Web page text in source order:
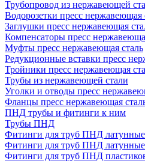
Трубопровод из нержавеющей
Водорозетки пресс нержавеющая
Заглушки пресс нержавеющая
Компенсаторы пресс
Муфты пресс нержавеющая сталь
Редукционные вставки пресс
Тройники пресс нержавеющая
Трубы из нержавеющей стали
Уголки и отводы пресс
Фланцы пресс нержавеющая
ПНД трубы и фитинги к ним
Трубы ПНД
Фитинги для труб ПНД
Фитинги для труб ПНД
Фитинги для труб ПНД